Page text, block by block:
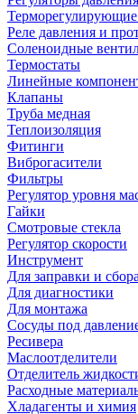
Реле давления и
Соленоидные
Термостаты
Линейные
Клапаны
Труба медная
Теплоизоляция
Фитинги
Виброгасители
Фильтры
Регулятор уровня
Гайки
Смотровые стекла
Регулятор скорости
Инструмент
Для заправки и
Для диагностики
Для монтажа
Сосуды под
Ресивера
Маслоотделители
Отделитель
Расходные
Хладагенты и химия